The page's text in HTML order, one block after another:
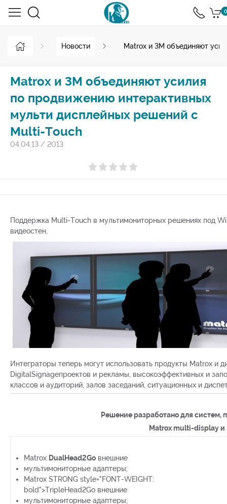
0
Новости Matrox и 3M объединяют
Matrox и 3M объединяют усилия
по продвижению интерактивных
мульти дисплейных решений с
Multi-Touch
04.04.13 / 2013
Поддержка Multi-Touch в мультимониторных решениях под
видеостен.
Интеграторы теперь могут использовать продукты Matrox и
DigitalSignageпроектов и рекламы, высокоэффективных и
классов и аудиторий, залов заседаний, ситуационных и
Решение разработано для систем,
Matrox multi-display и
Matrox DualHead2Go внешние
мультимониторные адаптеры;
Matrox STRONG style="FONT-WEIGHT:
bold">TripleHead2Go внешние
мультимониторные адаптеры;